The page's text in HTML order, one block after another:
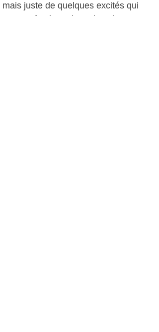
mais juste de quelques excités qui
n'ont guère leur place dans les